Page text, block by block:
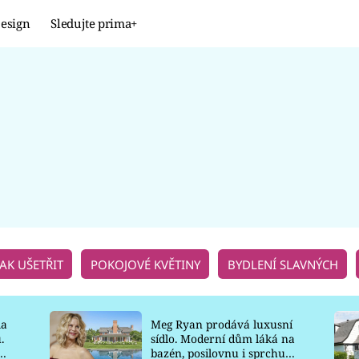
Sledujte prima+
UŠETŘIT POKOJOVÉ KVĚTINY BYDLENÍ SLAVNÝCH
Meg Ryan prodává luxusní
sídlo. Moderní dům láká na
bazén, posilovnu i sprchu